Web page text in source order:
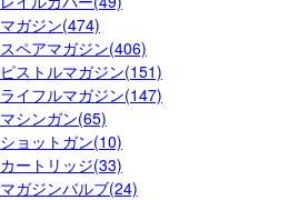
マガジン(474)
スペアマガジン(406)
ピストルマガジン(151)
ライフルマガジン(147)
マシンガン(65)
ショットガン(10)
カートリッジ(33)
マガジンバルブ(24)